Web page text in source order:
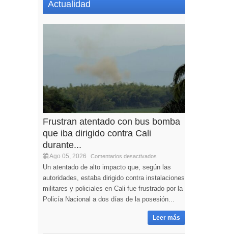
Actualidad
Frustran atentado con bus bomba
que iba dirigido contra Cali
durante...
Ago 05, 2026 Comentarios desactivados
Un atentado de alto impacto que, según las
autoridades, estaba dirigido contra instalaciones
militares y policiales en Cali fue frustrado por la
Policía Nacional a dos días de la posesión...
Leer más